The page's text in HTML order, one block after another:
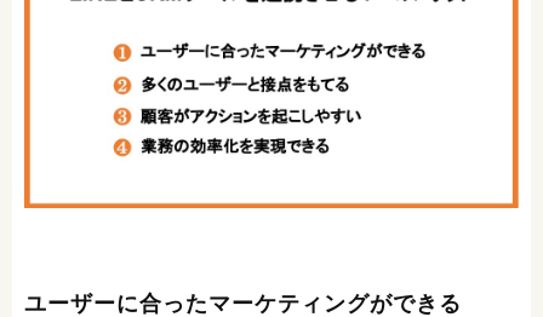
ユーザーに合ったマーケティングができる